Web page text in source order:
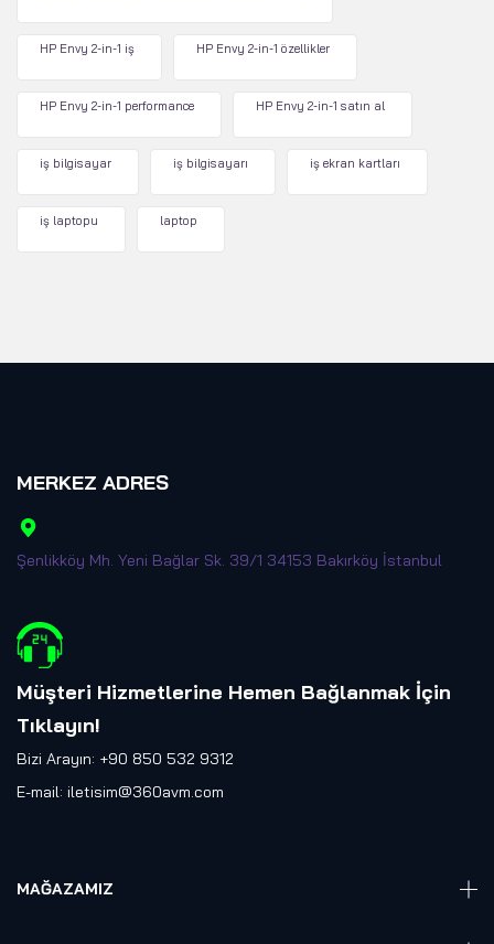
HP Envy 2-in-1 iş HP Envy 2-in-1 özellikler
HP Envy 2-in-1 performance HP Envy 2-in-1 satın al
iş bilgisayar iş bilgisayarı iş ekran kartları
iş laptopu laptop
MERKEZ ADRES
Şenlikköy Mh. Yeni Bağlar Sk. 39/1 34153 Bakırköy İstanbul
Müşteri Hizmetlerine Hemen Bağlanmak İçin
Tıklayın!
Bizi Arayın: +90 850 532 9312
E-mail: iletisim@360avm.com
MAĞAZAMIZ